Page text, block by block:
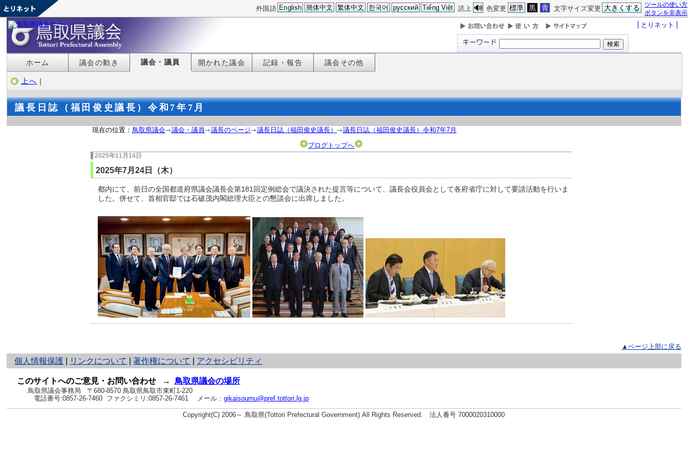
ツールの使い方
ボタンを非表示
文字サイズ変更 大きくする
色変更 標準 黒 青
読上
外国語 English 簡体中文 繁体中文 한국어 русский Tiếng Việt
とりネット
ホーム 議会の動き 議会・議員 開かれた議会 記録・報告 議会その他
上へ ｜
議長日誌（福田俊史議長）令和7年7月
現在の位置： 鳥取県議会 議会・議員 議長のページ 議長日誌（福田俊史議長）
議長日誌（福田俊史議長）令和7年7月
ブログトップへ
2025年11月14日
2025年7月24日（木）
都内にて、前日の全国都道府県議会議長会第181回定例総会で議決された提言等について、議長会役員会として各府省庁に対して要請活動を行いま
した。併せて、首相官邸では石破茂内閣総理大臣との懇談会に出席しました。
▲ページ上部に戻る
個人情報保護
と
り
ネ
ッ
ト
へ
リンクについて |著作権について アクセシビリティ
このサイトへのご意見・お問い合わせ →鳥取県議会の場所
鳥取県議会事務局
〒680-8570 鳥取県鳥取市東町1-220
電話番号:0857-26-7460 ファクシミリ:0857-26-7461 メール：gikaisoumu@pref.tottori.lg.jp
Copyright(C) 2006～ 鳥取県(Tottori Prefectural Government) All Rights Reserved. 法人番号 7000020310000